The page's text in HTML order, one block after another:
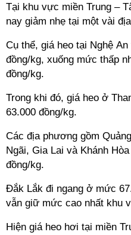
Tại khu vực miền Trung –
nay giảm nhẹ tại một vài
Cụ thể, giá heo tại Nghệ
đồng/kg, xuống mức thấp
đồng/kg.
Trong khi đó, giá heo ở
63.000 đồng/kg.
Các địa phương gồm
Ngãi, Gia Lai và Khánh
đồng/kg.
Đắk Lắk đi ngang ở mức
vẫn giữ mức cao nhất khu
Hiện giá heo hơi tại miền